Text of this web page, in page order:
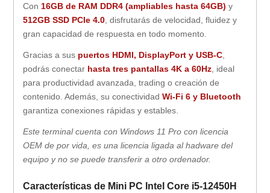
Con 16GB de RAM DDR4 (ampliables hasta 64GB) y
512GB SSD PCIe 4.0 , disfrutarás de velocidad, fluidez y
gran capacidad de respuesta en todo momento.
Gracias a sus puertos HDMI, DisplayPort y USB-C
podrás conectar hasta tres pantallas 4K a 60Hz , ideal
para productividad avanzada, trading o creación de
contenido. Además, su conectividadWi-Fi 6 y Bluetooth
garantiza conexiones rápidas y estables.
Este terminal cuenta con Windows 11 Pro con licencia
OEM de por vida, es una licencia ligada al hadware del
equipo y no se puede transferir a otro ordenador.
Características de Mini PC Intel Core i5-12450H